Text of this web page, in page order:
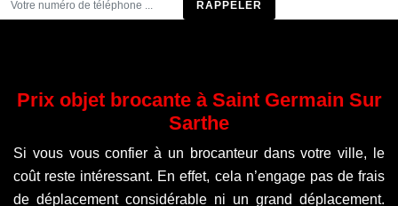
Prix objet brocante à Saint Germain Sur
Sarthe
Si vous vous confier à un brocanteur dans votre ville, le
coût reste intéressant. En effet, cela n’engage pas de frais
de déplacement considérable ni un grand déplacement.